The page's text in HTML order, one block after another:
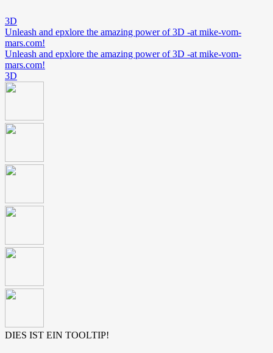
3D
Unleash and epxlore the amazing power of 3D -at mike-vom-
mars.com!
Unleash and epxlore the amazing power of 3D -at mike-vom-
mars.com!
3D
DIES IST EIN TOOLTIP!